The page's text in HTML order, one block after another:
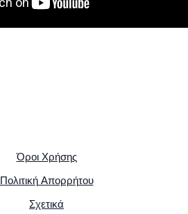
Όροι Χρήσης
Πολιτική Απορρήτου
Σχετικά